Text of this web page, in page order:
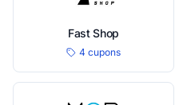
Fast Shop
4 cupons